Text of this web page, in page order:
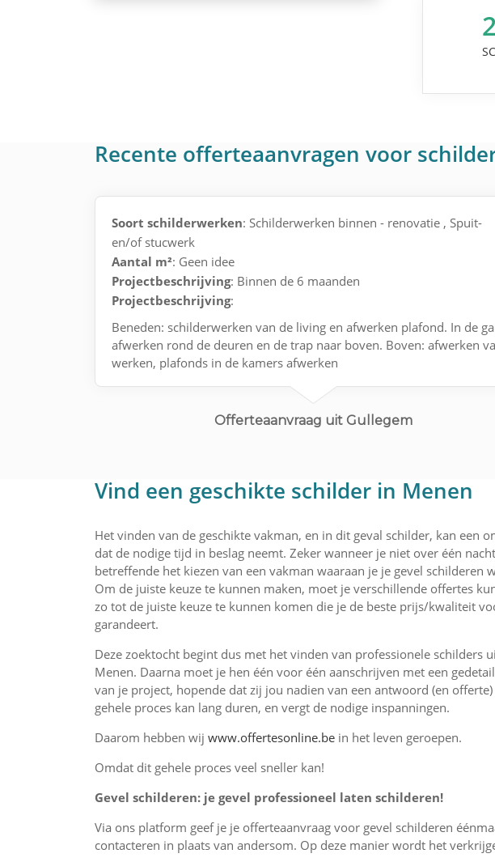
Recente offerteaanvragen voor
Soort schilderwerken: Schilderwerken binnen - renovatie , Spuit-
en/of stucwerk
Aantal m²: Geen idee
Projectbeschrijving: Binnen de 6 maanden
Projectbeschrijving:
Beneden: schilderwerken van de living en afwerken plafond. In de
afwerken rond de deuren en de trap naar boven. Boven: afwerken
werken, plafonds in de kamers afwerken
Offerteaanvraag uit Gullegem
Vind een geschikte schilder in Menen
Het vinden van de geschikte vakman, en in dit geval schilder, kan een
dat de nodige tijd in beslag neemt. Zeker wanneer je niet over één
betreffende het kiezen van een vakman waaraan je je gevel schilderen
Om de juiste keuze te kunnen maken, moet je verschillende offertes
zo tot de juiste keuze te kunnen komen die je de beste prijs/kwaliteit
garandeert.
Deze zoektocht begint dus met het vinden van professionele schilders
Menen. Daarna moet je hen één voor één aanschrijven met een
van je project, hopende dat zij jou nadien van een antwoord (en
gehele proces kan lang duren, en vergt de nodige inspanningen.
Daarom hebben wij www.offertesonline.be in het leven geroepen.
Omdat dit gehele proces veel sneller kan!
Gevel schilderen: je gevel professioneel laten schilderen!
Via ons platform geef je je offerteaanvraag voor gevel schilderen
contacteren in plaats van andersom. Op deze manier wordt het